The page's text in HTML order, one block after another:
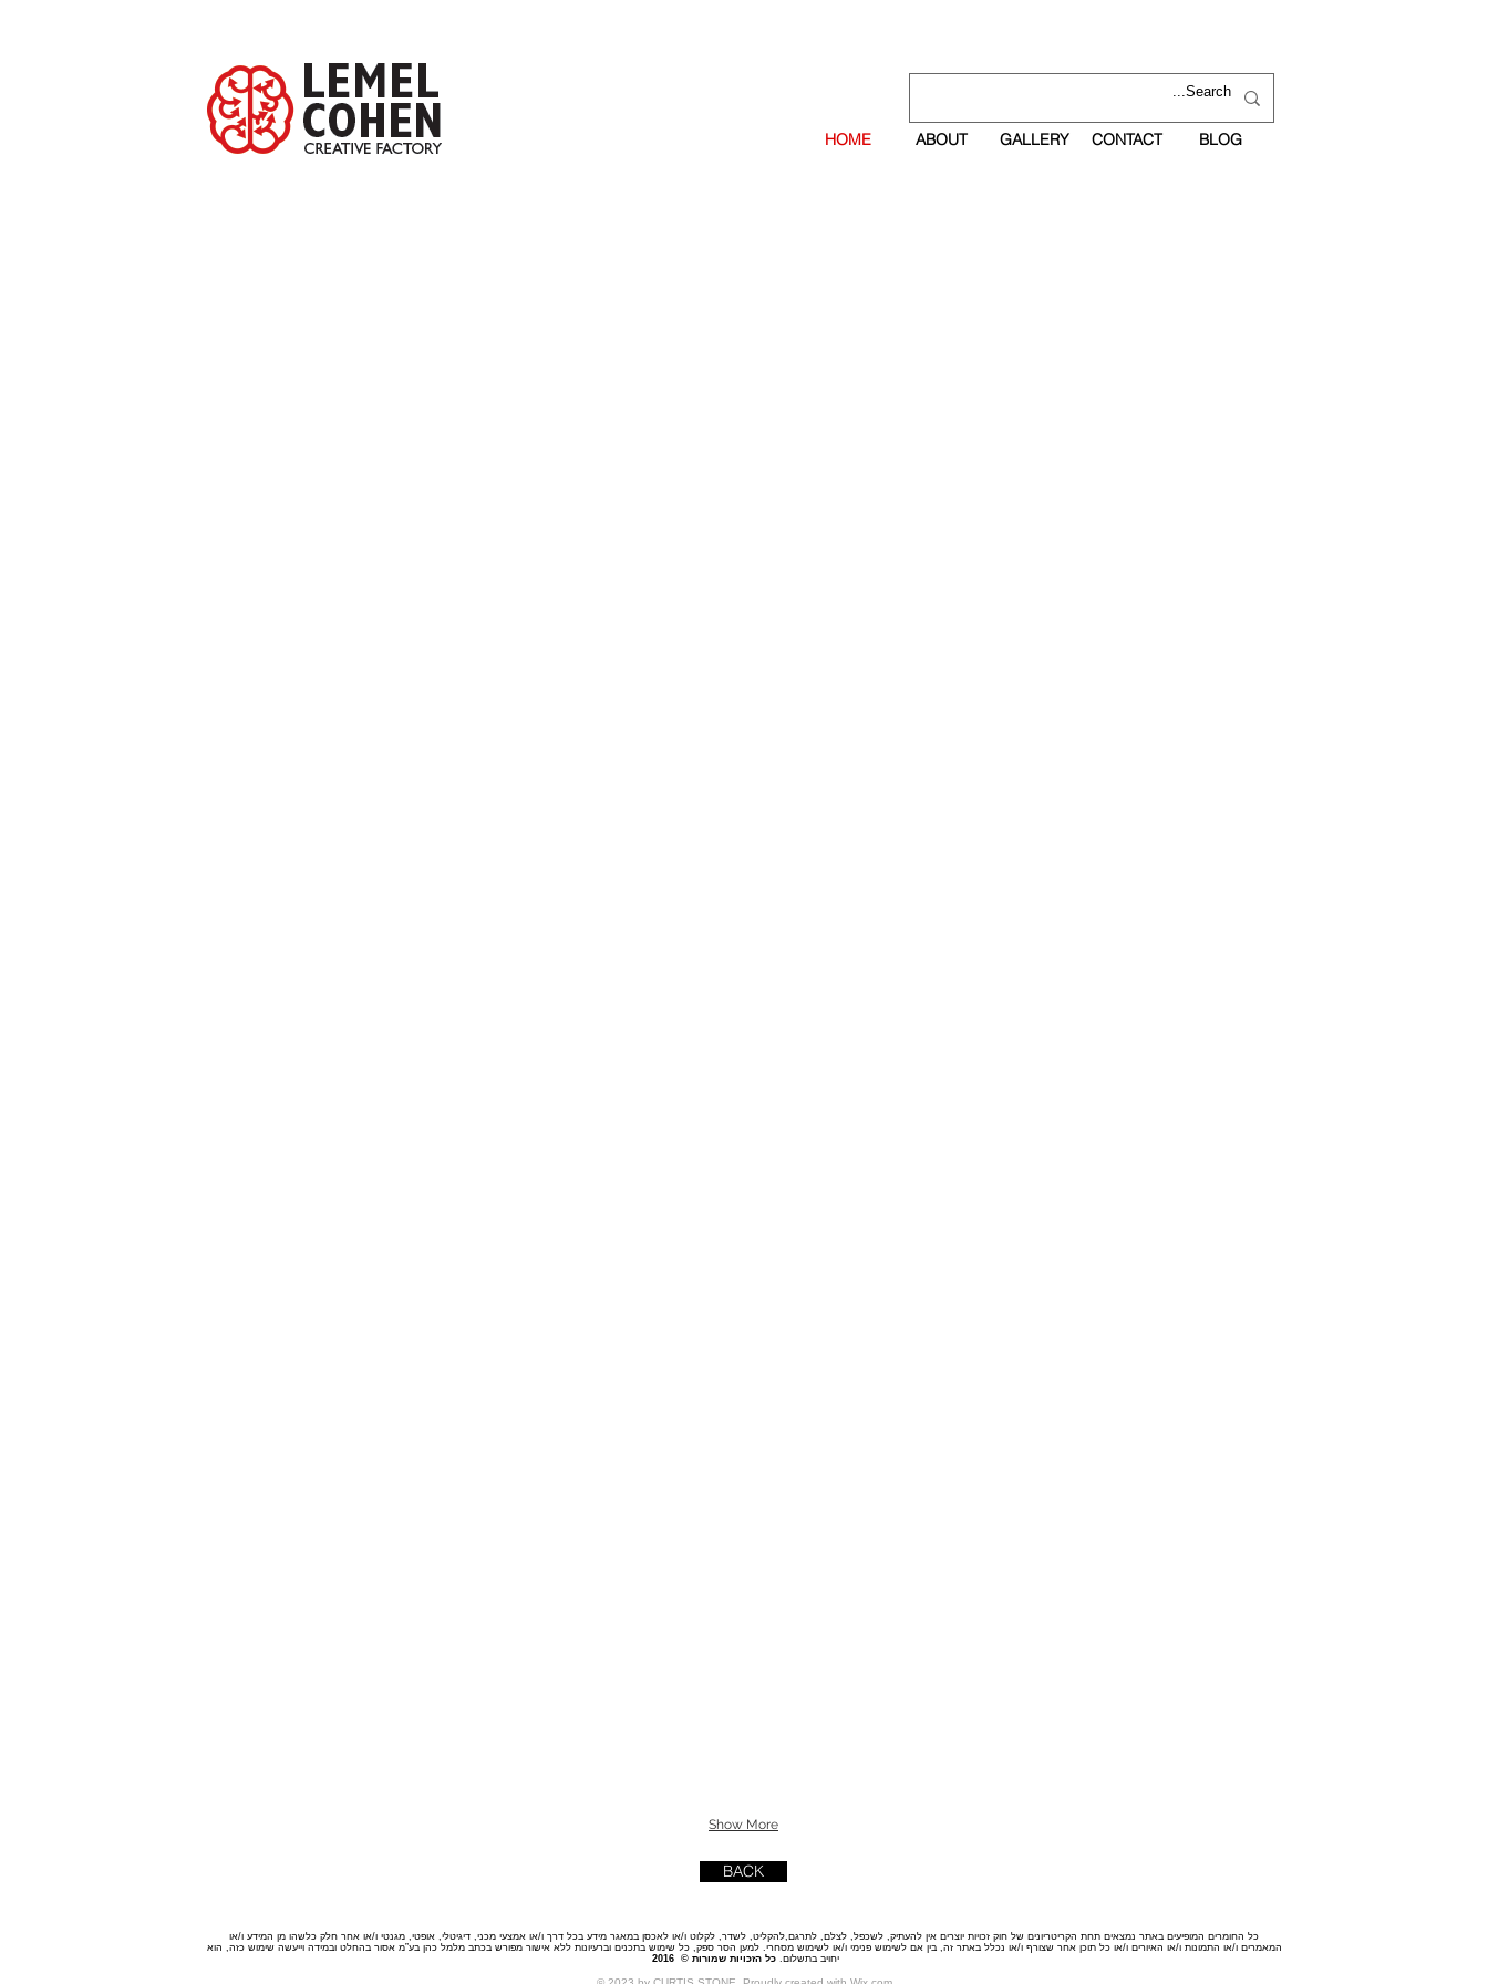
HOME ABOUT GALLERY CONTACT BLOG
Show More
BACK
כל החומרים המופיעים באתר נמצאים תחת הקריטריונים של חוק זכויות יוצרים אין להעתיק, לשכפל, לצלם, לתרגם,להקליט, לשדר, לקלוט ו/או לאכסן במאגר מידע בכל דרך ו/או אמצעי מכני, דיגיטלי, אופטי, מגנטי ו/או אחר חלק כלשהו מן המידע ו/או
המאמרים ו/או התמונות ו/או האיורים ו/או כל תוכן אחר שצורף ו/או נכלל באתר זה, בין אם לשימוש פנימי ו/או לשימוש מסחרי. למען הסר ספק, כל שימוש בתכנים וברעיונות ללא אישור מפורש בכתב מלמל כהן בע”מ אסור בהחלט ובמידה וייעשה שימוש כזה, הוא
יחויב בתשלום. כל הזכויות שמורות © 2016